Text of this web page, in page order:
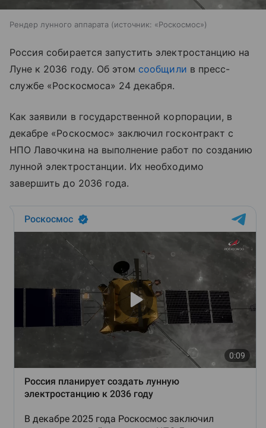
Рендер лунного аппарата источник: «Роскосмос»
Россия собирается запустить электростанцию на
Луне к 2036 году. Об этом сообщили в пресс-
службе «Роскосмоса» 24 декабря.
Как заявили в государственной корпорации, в
декабре «Роскосмос» заключил госконтракт с
НПО Лавочкина на выполнение работ по созданию
лунной электростанции. Их необходимо
завершить до 2036 года.